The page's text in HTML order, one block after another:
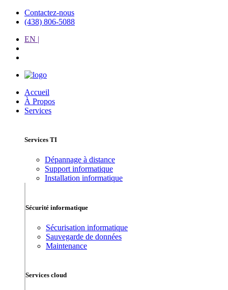
Contactez-nous
(438) 806-5088
EN |
Accueil
À Propos
Services
Services TI
Dépannage à distance
Support informatique
Installation informatique
Sécurité informatique
Sécurisation informatique
Sauvegarde de données
Maintenance
Services cloud